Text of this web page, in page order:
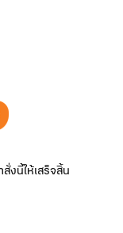
งนี้ให้เสร็จสิ้น